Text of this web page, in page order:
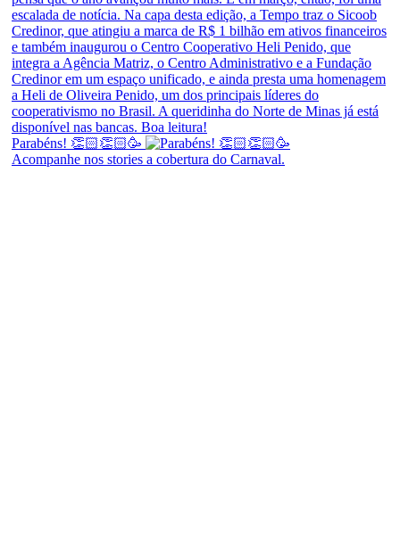
Parabéns! 👏🏻👏🏻🥳
Acompanhe nos stories a cobertura do Carnaval.